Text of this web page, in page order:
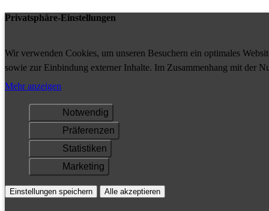
Privatsphäre-Einstellungen
Wir verwenden Cookies, um unseren Besuchern ein optimales
sowie zur Einbindung externer Inhalte. Im Zusammenhang mit der
Ihrem Gerät gespeichert und/oder abgerufen.
Mehr anzeigen
Notwendig
Präferenzen
Statistiken
Marketing
Einstellungen speichern Alle akzeptieren